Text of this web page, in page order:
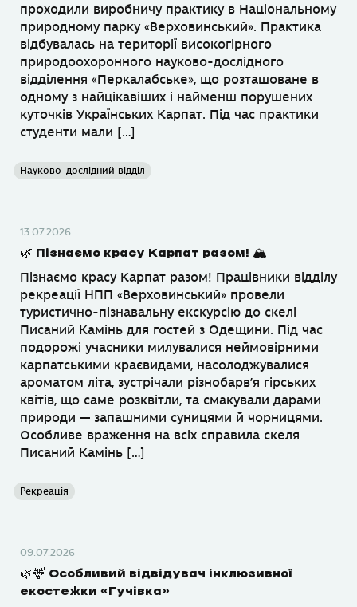
проходили виробничу практику в Національному
природному парку «Верховинський». Практика
відбувалась на території високогірного
природоохоронного науково-дослідного
відділення «Перкалабське», що розташоване в
одному з найцікавіших і найменш порушених
куточків Українських Карпат. Під час практики
студенти мали […]
Науково-дослідний відділ
13.07.2026
🌿 Пізнаємо красу Карпат разом! 🏔
Пізнаємо красу Карпат разом! Працівники відділу
рекреації НПП «Верховинський» провели
туристично-пізнавальну екскурсію до скелі
Писаний Камінь для гостей з Одещини. Під час
подорожі учасники милувалися неймовірними
карпатськими краєвидами, насолоджувалися
ароматом літа, зустрічали різнобарв’я гірських
квітів, що саме розквітли, та смакували дарами
природи — запашними суницями й чорницями.
Особливе враження на всіх справила скеля
Писаний Камінь […]
Рекреація
09.07.2026
🌿🦌 Особливий відвідувач інклюзивної
екостежки «Гучівка»